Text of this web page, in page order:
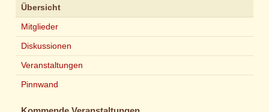
Übersicht
Mitglieder
Diskussionen
Veranstaltungen
Pinnwand